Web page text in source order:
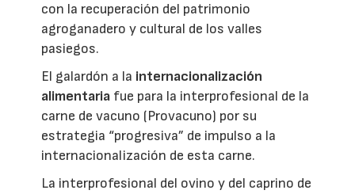
con la recuperación del patrimonio
agroganadero y cultural de los valles
pasiegos.
El galardón a la internacionalización
alimentaria fue para la interprofesional de la
carne de vacuno (Provacuno) por su
estrategia “progresiva” de impulso a la
internacionalización de esta carne.
La interprofesional del ovino y del caprino de